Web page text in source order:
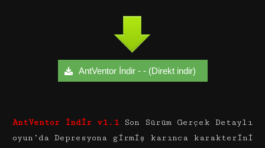
AntVentor İndir - - (Direkt indir)
AntVentor İndir v1.1Son Sürüm Gerçek Detaylı
oyun’da Depresyona girmiş karınca karakterini